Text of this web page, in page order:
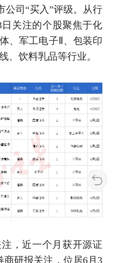
公司“买入”评级。从行
关注的个股聚焦于化
、军工电子Ⅱ、包装印
、饮料乳品等行业。
，近一个月获开源证
商研报关注，位居6月3